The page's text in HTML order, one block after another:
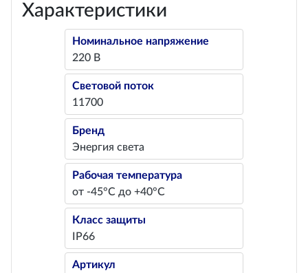
Характеристики
Номинальное напряжение
220 В
Световой поток
11700
Бренд
Энергия света
Рабочая температура
от -45°С до +40°С
Класс защиты
IP66
Артикул